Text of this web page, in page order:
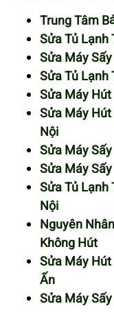
Trung Tâm
Sửa Tủ Lạnh
Sửa Máy
Sửa Tủ Lạnh
Sửa Máy Hút
Sửa Máy
Nội
Sửa Máy
Sửa Máy
Sửa Tủ Lạnh
Nội
Nguyên
Không Hút
Sửa Máy
Ấn
Sửa Máy